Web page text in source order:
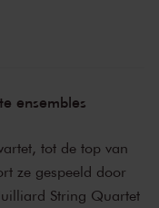
ensembles
tot de top van
ze gespeeld door
String Quartet